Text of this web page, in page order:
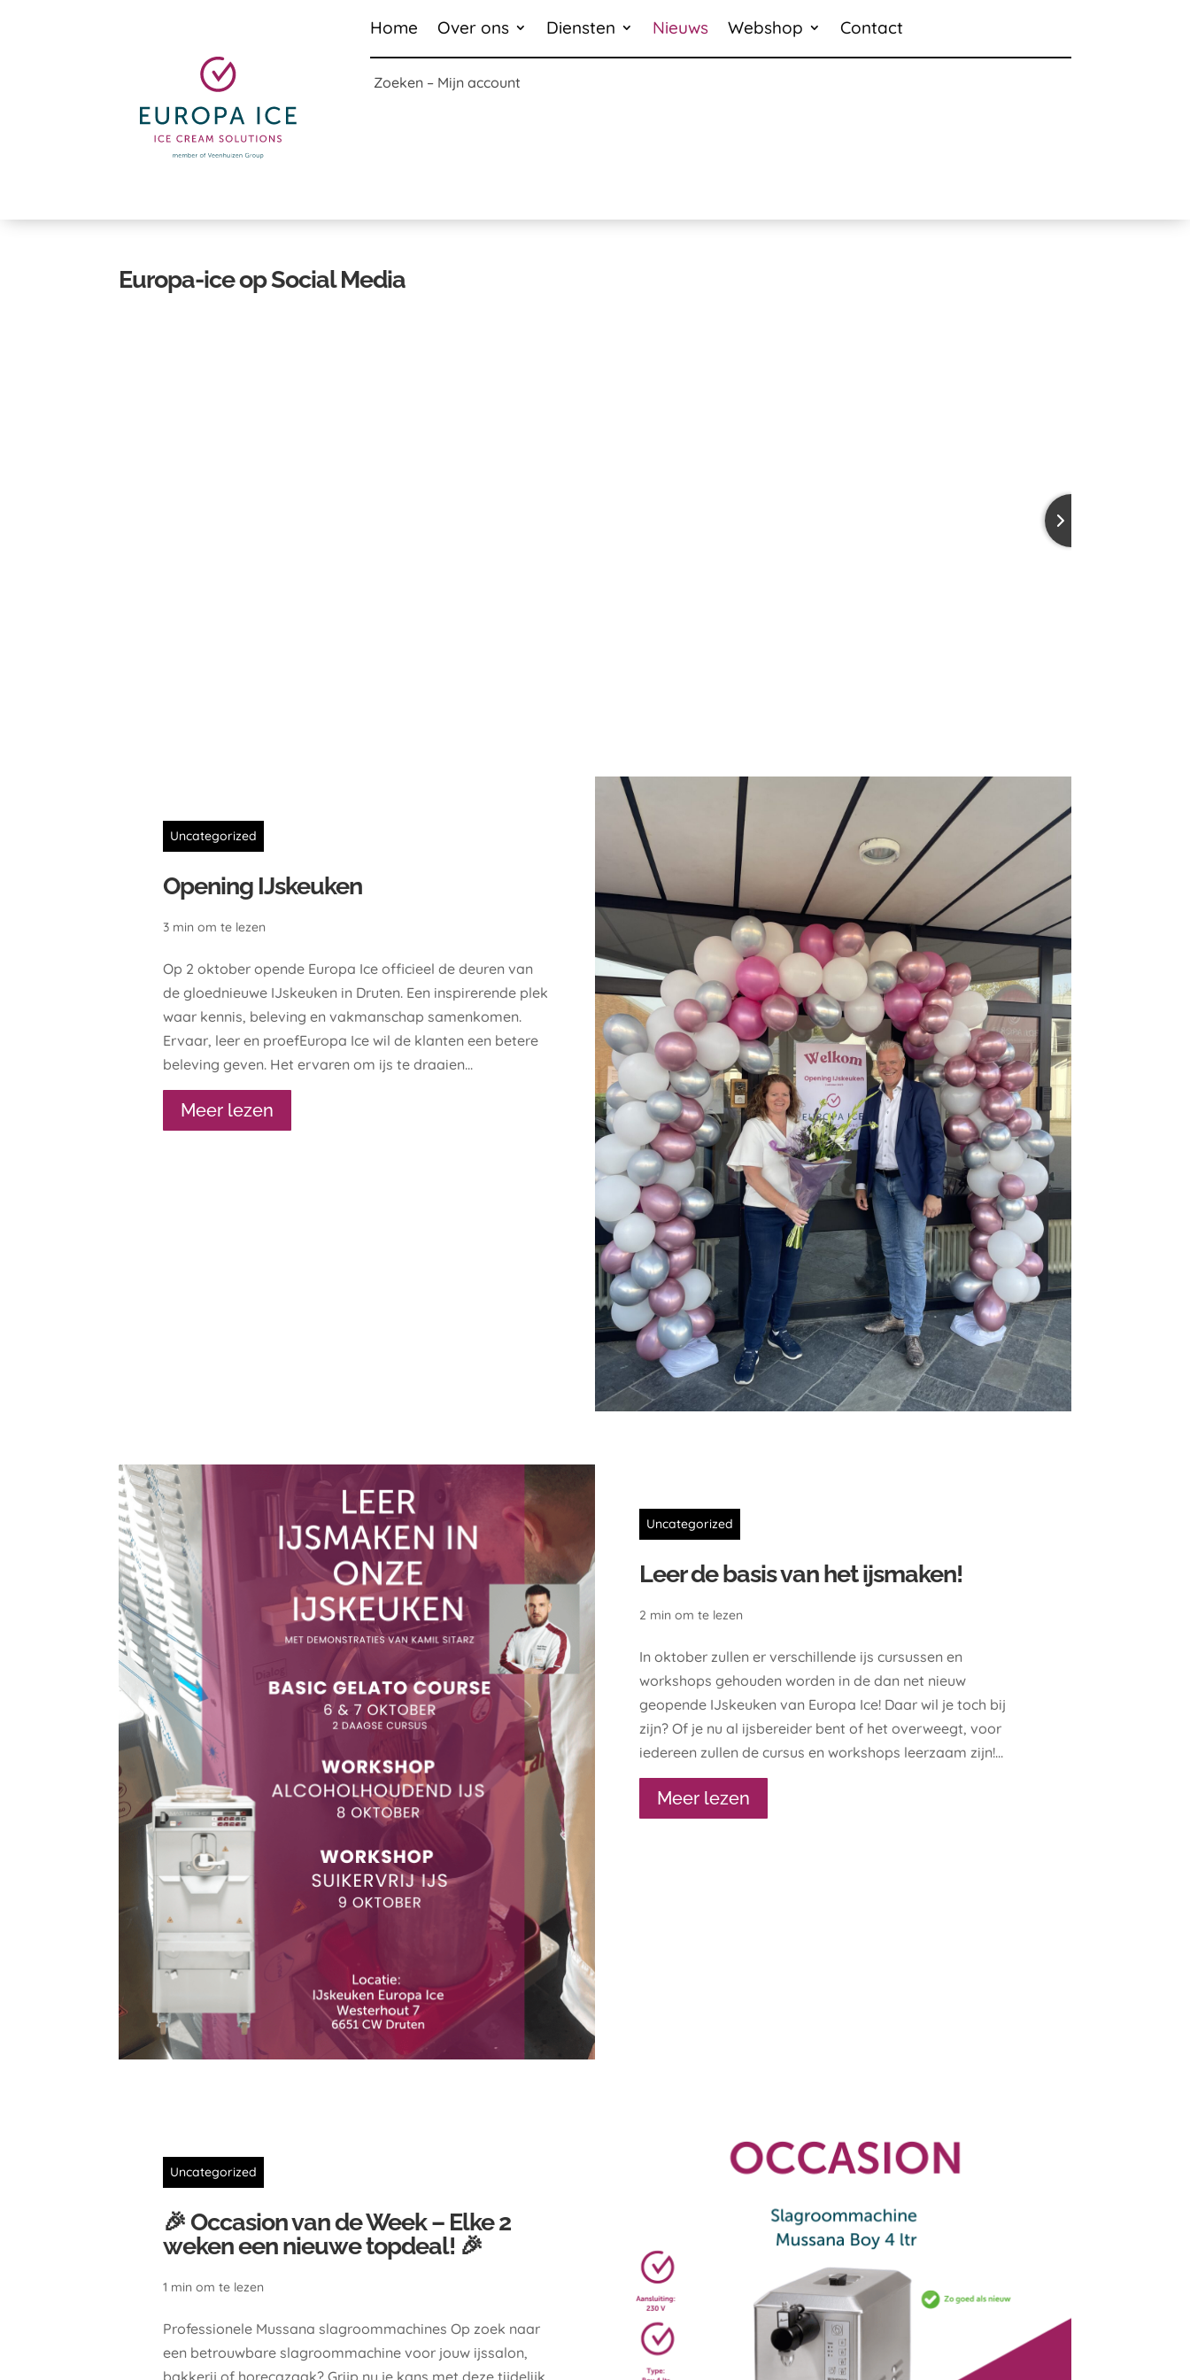
Home Over ons Diensten Nieuws Webshop Contact
Zoeken– Mijn account
Europa-ice op Social Media
Uncategorized
Opening IJskeuken
3 min om te lezen
Op 2 oktober opende Europa Ice officieel de deuren van
de gloednieuwe IJskeuken in Druten. Een inspirerende plek
waar kennis, beleving en vakmanschap samenkomen.
Ervaar, leer en proefEuropa Ice wil de klanten een betere
beleving geven. Het ervaren om ijs te draaien...
Meer lezen
Uncategorized
Leer de basis van het ijsmaken!
2 min om te lezen
In oktober zullen er verschillende ijs cursussen en
workshops gehouden worden in de dan net nieuw
geopende IJskeuken van Europa Ice! Daar wil je toch bij
zijn? Of je nu al ijsbereider bent of het overweegt, voor
iedereen zullen de cursus en workshops leerzaam zijn!...
Meer lezen
Uncategorized
🎉 Occasion van de Week – Elke 2
weken een nieuwe topdeal! 🎉
1 min om te lezen
Professionele Mussana slagroommachines Op zoek naar
een betrouwbare slagroommachine voor jouw ijssalon,
bakkerij of horecazaak? Grijp nu je kans met deze tijdelijk